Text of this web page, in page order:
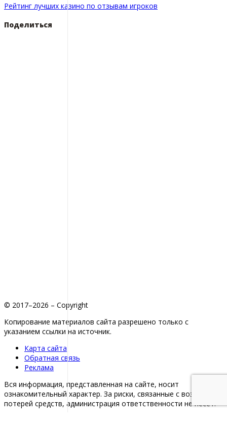
Рейтинг лучших казино по отзывам игроков
Поделиться
© 2017–2026 – Copyright
Копирование материалов сайта разрешено только с
указанием ссылки на источник.
Карта сайта
Обратная связь
Реклама
Вся информация, представленная на сайте, носит
ознакомительный характер. За риски, связанные с возможной
потерей средств, администрация ответственности не несет.